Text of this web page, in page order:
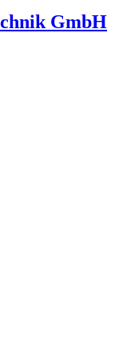
GmbH